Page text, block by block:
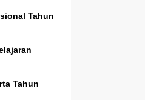
Tahun
Tahun